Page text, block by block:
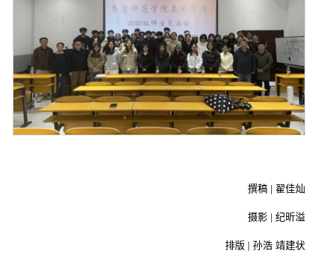
撰稿 |翟佳灿
摄影 |纪昕溢
排版 | 孙浩 靖建状